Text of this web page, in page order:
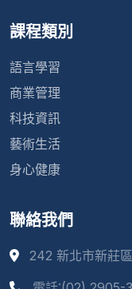
課程類別
語言學習
商業管理
科技資訊
藝術生活
身心健康
聯絡我們
242 新北市新莊